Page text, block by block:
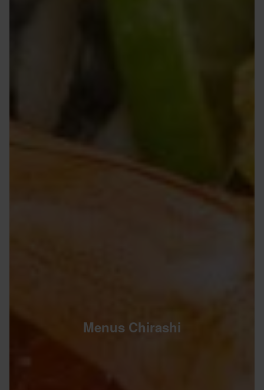
Menus Chirashi